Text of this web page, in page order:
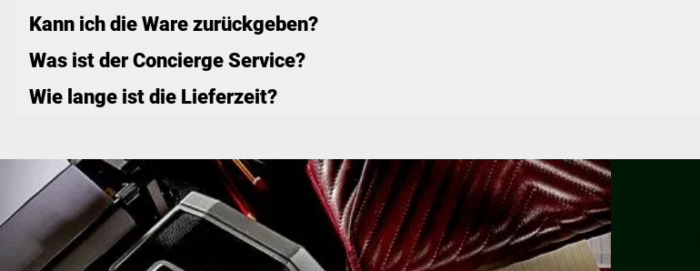
Kann ich die Ware zurückgeben?
Was ist der Concierge Service?
Wie lange ist die Lieferzeit?